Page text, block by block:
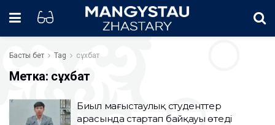
Басты бет Tag сұхбат
Метка: сұхбат
Биыл маңғыстаулық студенттер
арасында стартап байқауы өтеді